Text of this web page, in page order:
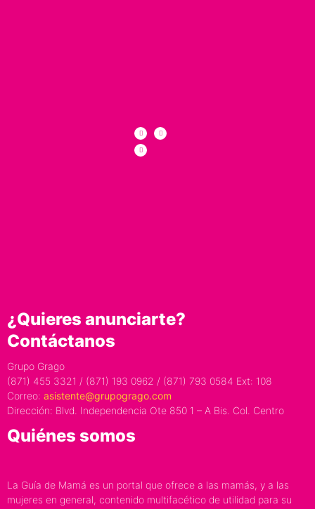
¿Quieres anunciarte?
Contáctanos
Grupo Grago
(871) 455 3321 / (871) 193 0962 / (871) 793 0584 Ext: 108
Correo: asistente@grupogrago.com
Dirección: Blvd. Independencia Ote 850 1 – A Bis. Col. Centro
Quiénes somos
La Guía de Mamá es un portal que ofrece a las mamás, y a las
mujeres en general, contenido multifacético de utilidad para su